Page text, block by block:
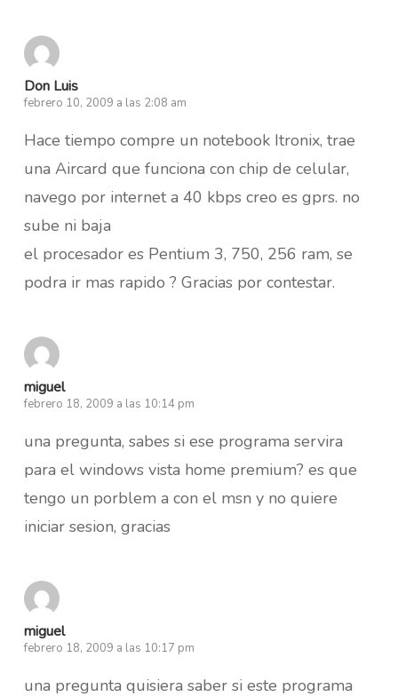
Don Luis
febrero 10, 2009 a las 2:08 am
Hace tiempo compre un notebook Itronix, trae
una Aircard que funciona con chip de celular,
navego por internet a 40 kbps creo es gprs. no
sube ni baja
el procesador es Pentium 3, 750, 256 ram, se
podra ir mas rapido ? Gracias por contestar.
miguel
febrero 18, 2009 a las 10:14 pm
una pregunta, sabes si ese programa servira
para el windows vista home premium? es que
tengo un porblem a con el msn y no quiere
iniciar sesion, gracias
miguel
febrero 18, 2009 a las 10:17 pm
una pregunta quisiera saber si este programa